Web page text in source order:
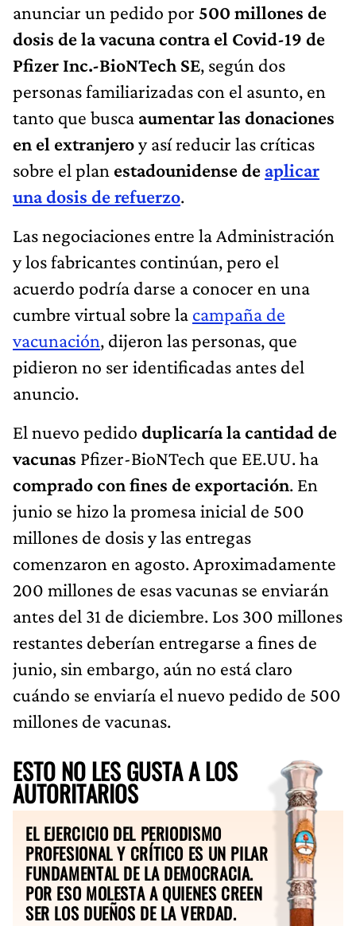
anunciar un pedido por 500 millones de
dosis de la vacuna contra el Covid-19 de
Pfizer Inc.-BioNTech SE, según dos
personas familiarizadas con el asunto, en
tanto que busca aumentar las donaciones
en el extranjeroy así reducir las críticas
sobre el plan estadounidense de aplicar
una dosis de refuerzo.
Las negociaciones entre la Administración
y los fabricantes continúan, pero el
acuerdo podría darse a conocer en una
cumbre virtual sobre la campaña de
vacunación, dijeron las personas, que
pidieron no ser identificadas antes del
anuncio.
El nuevo pedido duplicaría la cantidad de
vacunas Pfizer-BioNTech que EE.UU. ha
comprado con fines de exportación. En
junio se hizo la promesa inicial de 500
millones de dosis y las entregas
comenzaron en agosto. Aproximadamente
200 millones de esas vacunas se enviarán
antes del 31 de diciembre. Los 300 millones
restantes deberían entregarse a fines de
junio, sin embargo, aún no está claro
cuándo se enviaría el nuevo pedido de 500
millones de vacunas.
ESTO NO LES GUSTA A LOS
AUTORITARIOS
EL EJERCICIO DEL PERIODISMO
PROFESIONAL Y CRÍTICO ES UN PILAR
FUNDAMENTAL DE LA DEMOCRACIA.
POR ESO MOLESTA A QUIENES CREEN
SER LOS DUEÑOS DE LA VERDAD.